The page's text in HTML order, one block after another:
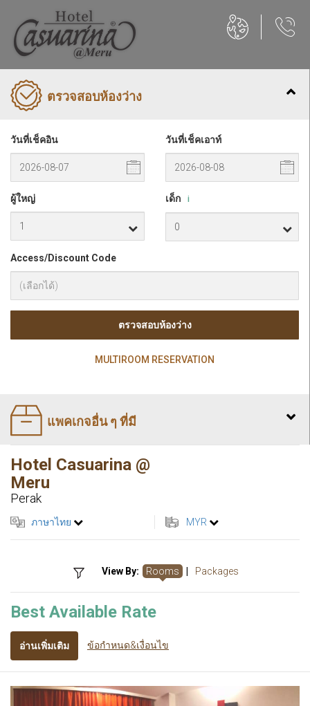
ตรวจสอบห้องว่าง
วันที่เช็คอิน วันที่เช็คเอาท์
ผู้ใหญ่ เด็ก i
Access/Discount Code
ตรวจสอบห้องว่าง
MULTIROOM RESERVATION
แพคเกจอื่น ๆ ที่มี
Hotel Casuarina @
Meru
Perak
ภาษาไทย MYR
View By: Rooms Packages
Best Available Rate
อ่านเพิ่มเติม ข้อกำหนด&เงื่อนไข
Previous